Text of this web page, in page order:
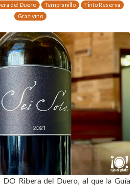
del Duero Tempranillo
Tinto Reserva
Gran vino
DO Ribera del Duero, al que la Guía